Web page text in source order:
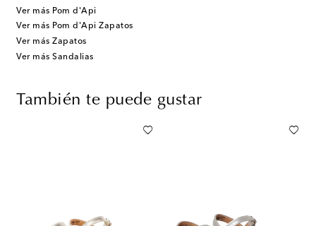
Ver más Pom d'Api
Ver más Pom d'Api Zapatos
Ver más Zapatos
Ver más Sandalias
También te puede gustar